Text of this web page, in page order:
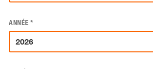
ANNÉE *